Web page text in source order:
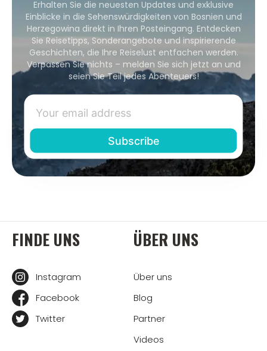
Erhalten Sie die neuesten Updates und exklusive
Einblicke in die Sehenswürdigkeiten von Bosnien und
Herzegowina direkt in Ihren Posteingang. Entdecken
Sie Reisetipps, Sonderangebote und inspirierende
Geschichten, die Ihre Reiselust entfachen werden.
Verpassen Sie nichts – melden Sie sich jetzt an und
seien Sie Teil jedes Abenteuers!
FINDE UNS
Instagram
Facebook
Twitter
ÜBER UNS
Über uns
Blog
Partner
Videos